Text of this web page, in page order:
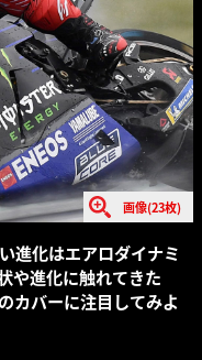
画像(23枚)
進化はエアロダイナミ
や進化に触れてきた
カバーに注目してみよ